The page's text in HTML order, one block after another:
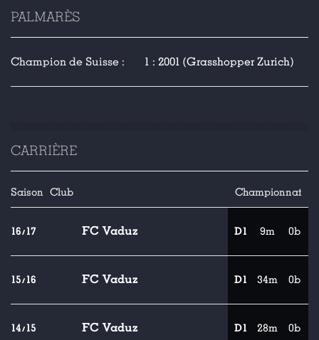
PALMARÈS
Champion de Suisse : 1 : 2001 (Grasshopper Zurich)
CARRIÈRE
Saison Club Championnat
16/17 FC Vaduz D1 9m 0b
15/16 FC Vaduz D1 34m 0b
14/15 FC Vaduz D1 28m 0b